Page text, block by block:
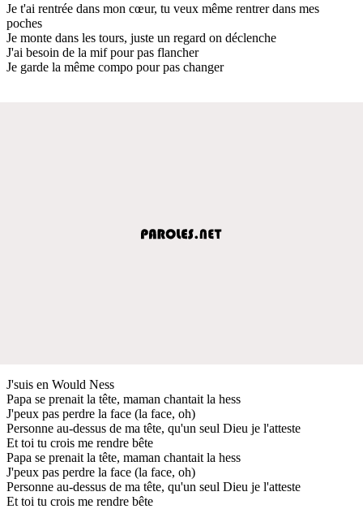
Je t'ai rentrée dans mon cœur, tu veux même rentrer dans mes
poches
Je monte dans les tours, juste un regard on déclenche
J'ai besoin de la mif pour pas flancher
Je garde la même compo pour pas changer
J'suis en Would Ness
Papa se prenait la tête, maman chantait la hess
J'peux pas perdre la face (la face, oh)
Personne au-dessus de ma tête, qu'un seul Dieu je l'atteste
Et toi tu crois me rendre bête
Papa se prenait la tête, maman chantait la hess
J'peux pas perdre la face (la face, oh)
Personne au-dessus de ma tête, qu'un seul Dieu je l'atteste
Et toi tu crois me rendre bête